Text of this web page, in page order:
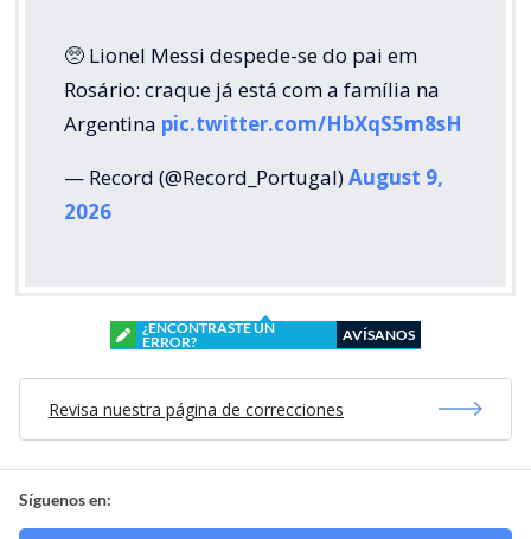
🥺 Lionel Messi despede-se do pai em
Rosário: craque já está com a família na
Argentina pic.twitter.com/HbXqS5m8sH
— Record (@Record_Portugal)August 9,
2026
¿ENCONTRASTE UN
ERROR?
AVÍSANOS
Revisa nuestra página de correcciones
Síguenos en: